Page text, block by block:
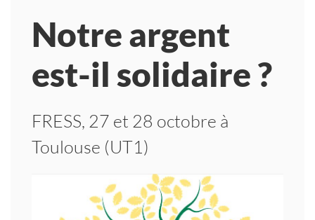
Notre argent
est-il solidaire ?
FRESS, 27 et 28 octobre à
Toulouse (UT1)